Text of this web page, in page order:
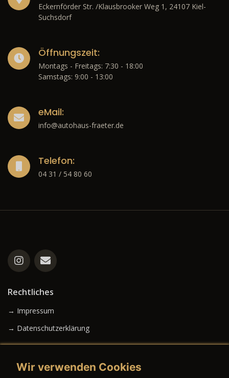
Eckernförder Str. /Klausbrooker Weg 1, 24107 Kiel-
Suchsdorf
Öffnungszeit:
Montags - Freitags: 7:30 - 18:00
Samstags: 9:00 - 13:00
eMail:
info@autohaus-fraeter.de
Telefon:
04 31 / 54 80 60
Rechtliches
→ Impressum
→ Datenschutzerklärung
Wir verwenden Cookies